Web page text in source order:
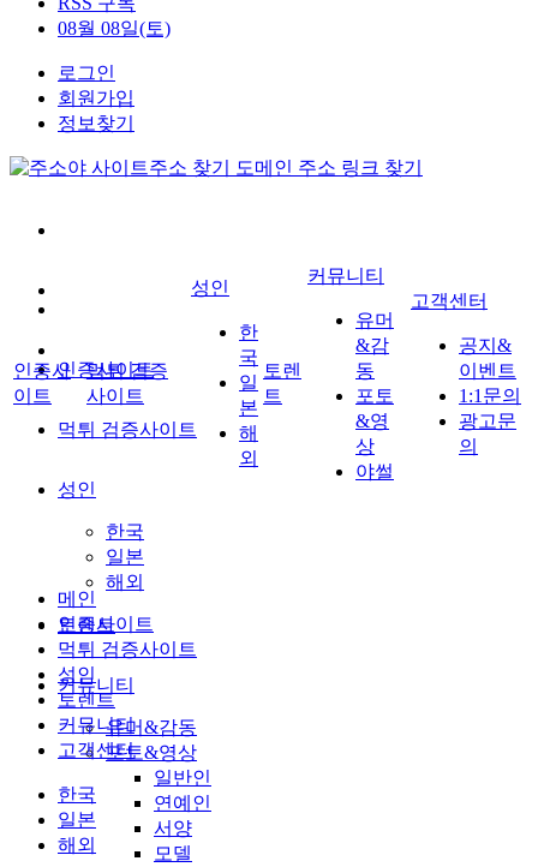
08월 08일(토)
로그인
회원가입
정보찾기
인증사이트
먹튀 검증사이트
성인
한국
일본
해외
토렌트
커뮤니티
유머&감동
포토&영상
일반인
연예인
서양
모델
인증사
이트
먹튀 검증
사이트
성인
한
국
일
본
해
외
토렌
트
커뮤니티
유머
&감
동
포토
&영
상
야썰
고객센터
공지&
이벤트
1:1문의
광고문
의
메인
인증사이트
먹튀 검증사이트
성인
토렌트
커뮤니티
고객센터
한국
일본
해외